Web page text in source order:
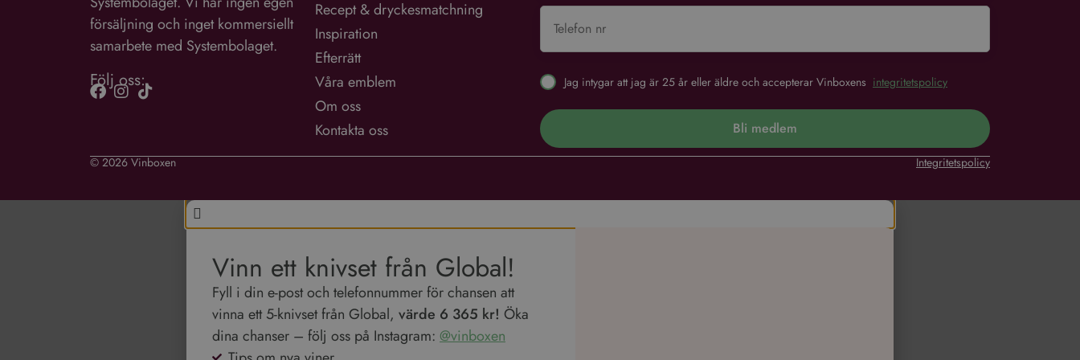
försäljning och inget kommersiellt
samarbete med Systembolaget.
Följ oss:
Recept & dryckesmatchning
Inspiration
Efterrätt
Våra emblem
Om oss
Kontakta oss
Jag intygar att jag är 25 år eller äldre och accepterar Vinboxens integritetspolicy
Bli medlem
© 2026 Vinboxen Integritetspolicy
Vinn ett knivset från Global!
Fyll i din e-post och telefonnummer för chansen att
vinna ett 5-knivset från Global, värde 6 365 kr! Öka
dina chanser – följ oss på Instagram: @vinboxen